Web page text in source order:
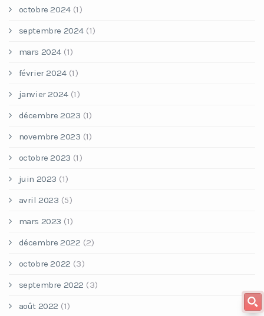
octobre 2024(1)
septembre 2024 (1)
mars 2024 (1)
février 2024(1)
janvier 2024(1)
décembre 2023 (1)
novembre 2023 (1)
octobre 2023 (1)
juin 2023 (1)
avril 2023 (5)
mars 2023 (1)
décembre 2022 (2)
octobre 2022 (3)
septembre 2022 (3)
août 2022 (1)